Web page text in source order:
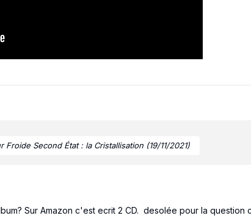
Froide Second État : la Cristallisation (19/11/2021)
Sur Amazon c'est ecrit 2 CD. desolée pour la question